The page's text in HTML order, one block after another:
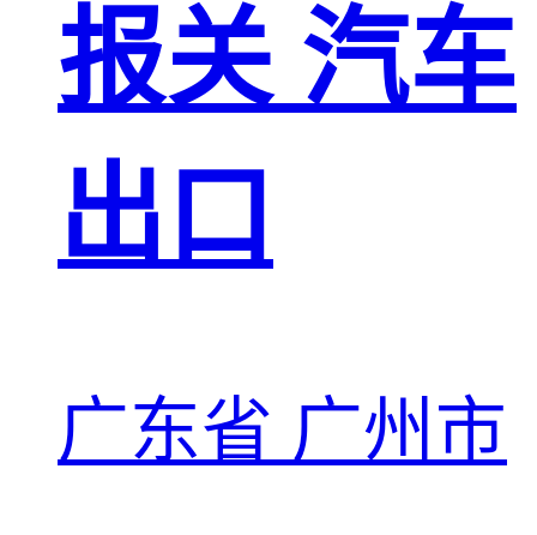
报关 汽车
出口
广东省 广州市